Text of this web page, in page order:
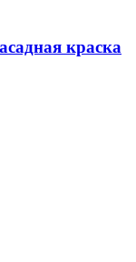
краска